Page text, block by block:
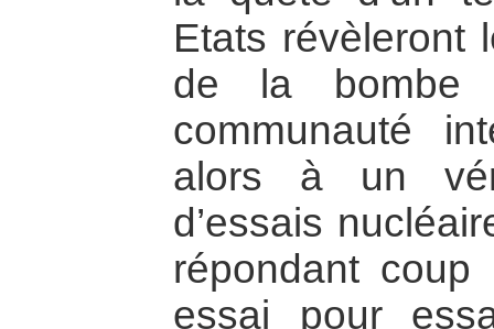
Etats révèleront
de la bombe
communauté
alors à un
d’essais
répondant
essai pour